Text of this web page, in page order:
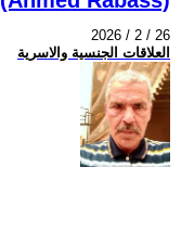
2026 / 2 / 26
العلاقات الجنسية والاسرية